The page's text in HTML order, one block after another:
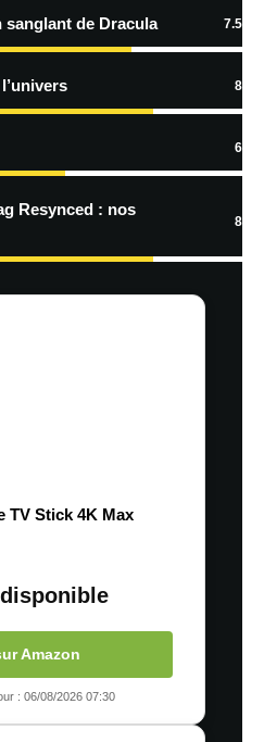
de Dracula 7.5
8
6
Resynced : nos
8
TV Stick 4K Max
Amazon
: 06/08/2026 07:30